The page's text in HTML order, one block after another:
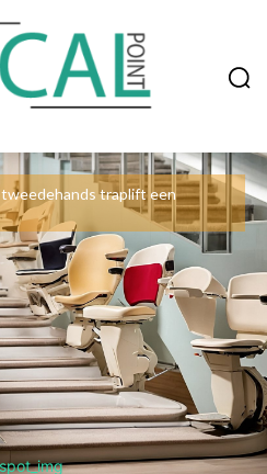
tweedehands traplift een